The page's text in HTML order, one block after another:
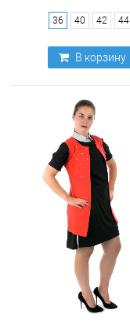
36 40 42 44
В корзину